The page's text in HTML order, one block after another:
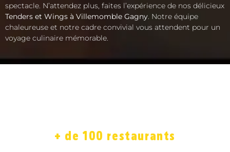
spectacle. N’attendez plus, faites l’expérience de nos délicieux
Tenders et Wings à Villemomble Gagny . Notre équipe
chaleureuse et notre cadre convivial vous attendent pour un
voyage culinaire mémorable.
+ de 100 restaurants